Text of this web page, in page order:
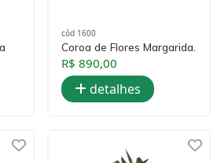
cód 1600
Coroa de Flores Margarida.
R$ 890,00
detalhes